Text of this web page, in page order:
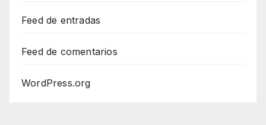
Feed de entradas
Feed de comentarios
WordPress.org